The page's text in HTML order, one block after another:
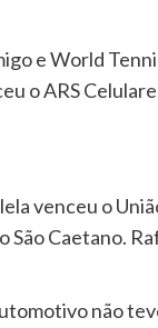
e World
o ARS
venceu o
Caetano.
não